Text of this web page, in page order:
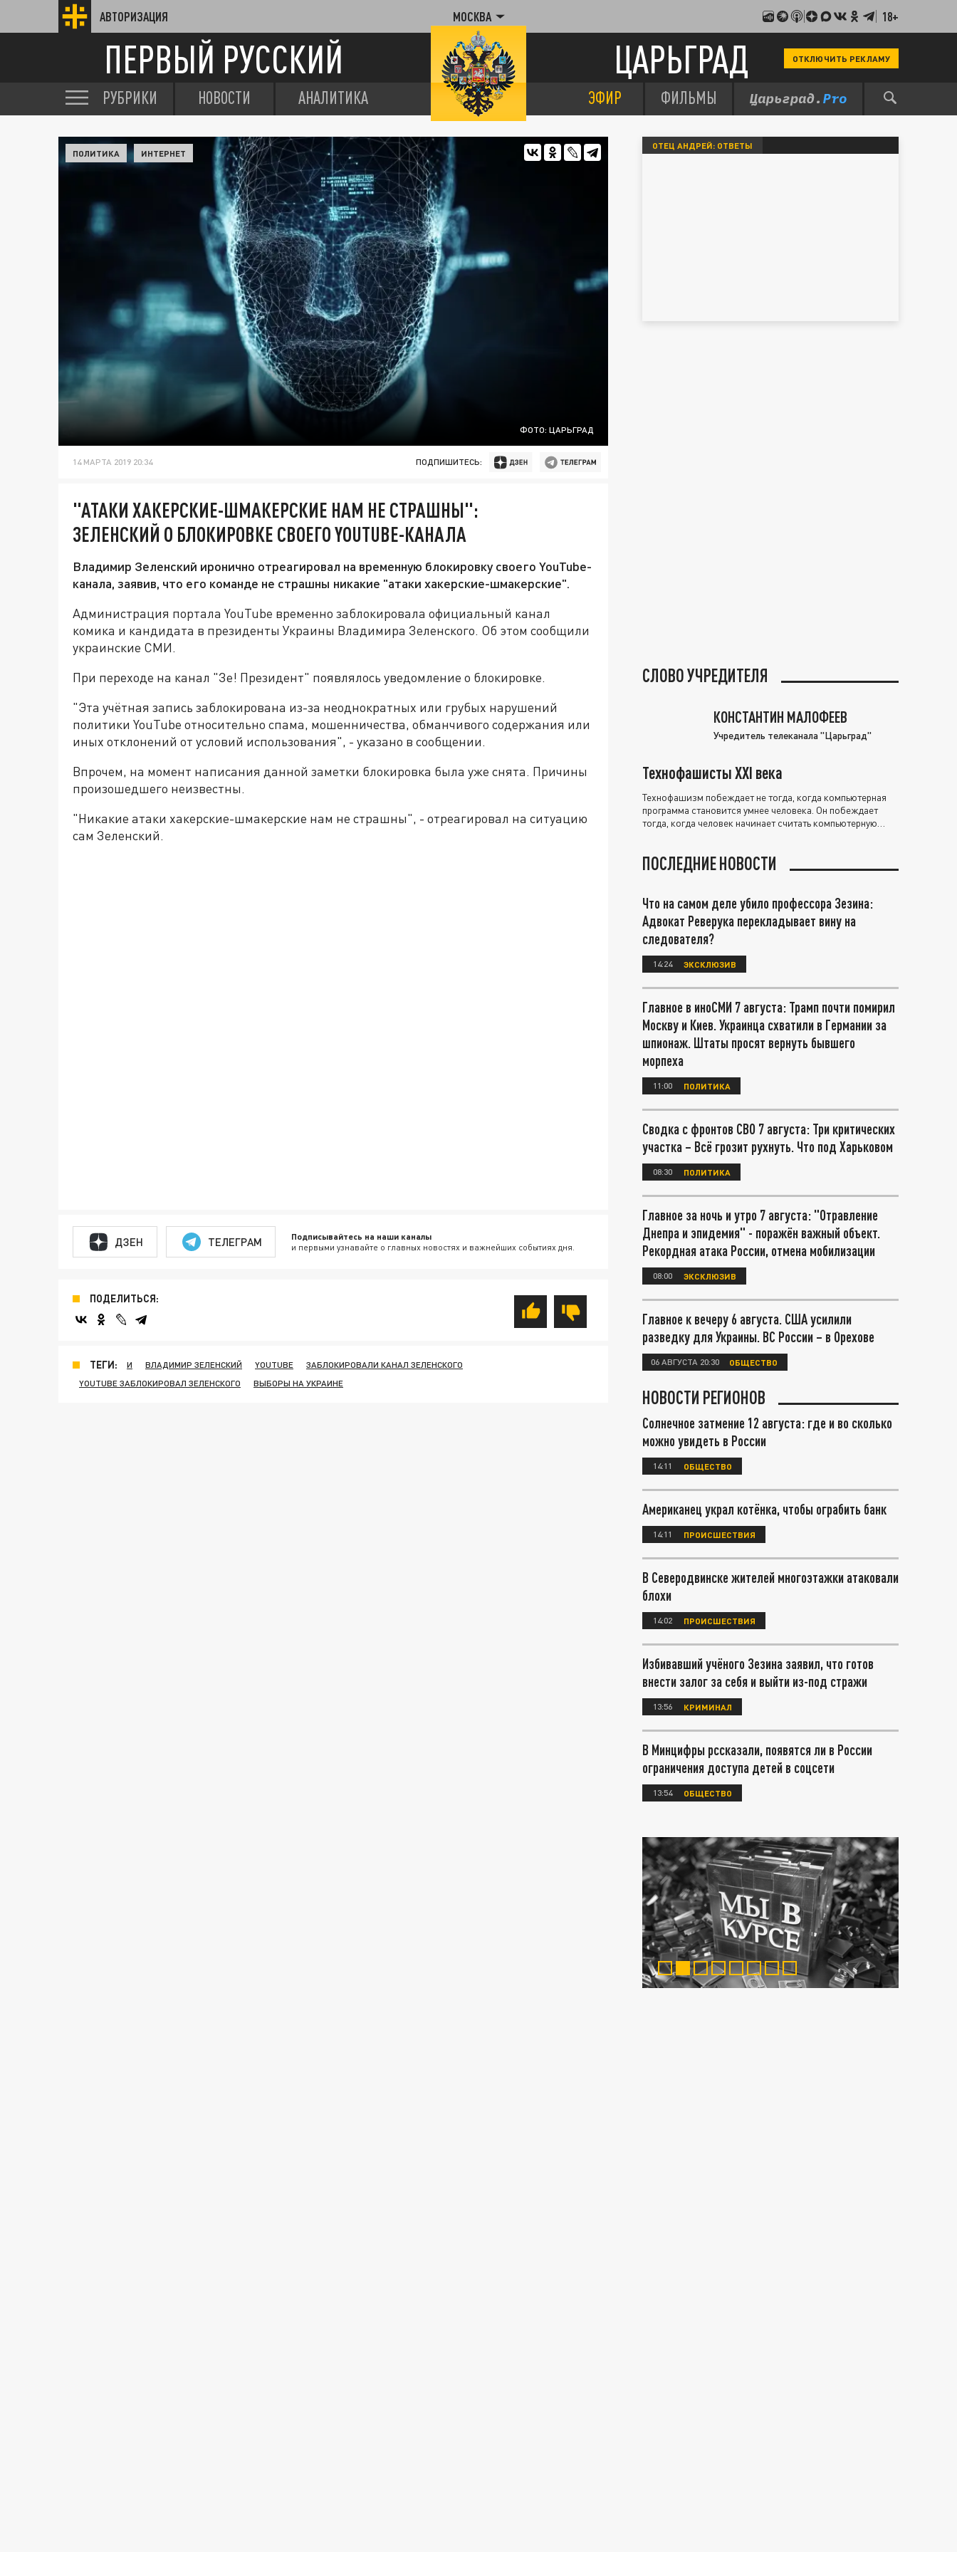
АВТОРИЗАЦИЯ МОСКВА 18+
ПЕРВЫЙ РУССКИЙ ЦАРЬГРАД ОТКЛЮЧИТЬ РЕКЛАМУ
РУБРИКИ НОВОСТИ АНАЛИТИКА ЭФИР ФИЛЬМЫ
ФОТО: ЦАРЬГРАД
ПОЛИТИКА ИНТЕРНЕТ
14 МАРТА 2019 20:34 ПОДПИШИТЕСЬ:
"АТАКИ ХАКЕРСКИЕ-ШМАКЕРСКИЕ НАМ НЕ СТРАШНЫ":
ЗЕЛЕНСКИЙ О БЛОКИРОВКЕ СВОЕГО YOUTUBE-КАНАЛА
Владимир Зеленский иронично отреагировал на временную блокировку своего YouTube-
канала, заявив, что его команде не страшны никакие "атаки хакерские-шмакерские".
Администрация портала YouTube временно заблокировала официальный канал
комика и кандидата в президенты Украины Владимира Зеленского. Об этом сообщили
украинские СМИ.
При переходе на канал "Зе! Президент" появлялось уведомление о блокировке.
"Эта учётная запись заблокирована из-за неоднократных или грубых нарушений
политики YouTube относительно спама, мошенничества, обманчивого содержания или
иных отклонений от условий использования", - указано в сообщении.
Впрочем, на момент написания данной заметки блокировка была уже снята. Причины
произошедшего неизвестны.
"Никакие атаки хакерские-шмакерские нам не страшны", - отреагировал на ситуацию
сам Зеленский.
ДЗЕН ТЕЛЕГРАМ Подписывайтесь на наши каналы
и первыми узнавайте о главных новостях и важнейших событиях дня.
ПОДЕЛИТЬСЯ:
ТЕГИ: И ВЛАДИМИР ЗЕЛЕНСКИЙ YOUTUBE
ЗАБЛОКИРОВАЛИ КАНАЛ ЗЕЛЕНСКОГО
YOUTUBE ЗАБЛОКИРОВАЛ ЗЕЛЕНСКОГО
ВЫБОРЫ НА УКРАИНЕ
ОТЕЦ АНДРЕЙ: ОТВЕТЫ
СЛОВО УЧРЕДИТЕЛЯ
КОНСТАНТИН МАЛОФЕЕВ
Учредитель телеканала "Царьград"
Технофашисты XXI века
Технофашизм побеждает не тогда, когда компьютерная
программа становится умнее человека. Он побеждает
тогда, когда человек начинает считать компьютерную
ПОСЛЕДНИЕ НОВОСТИ
Что на самом деле убило профессора Зезина:
Адвокат Реверука перекладывает вину на
следователя?
14:24 ЭКСКЛЮЗИВ
Главное в иноСМИ 7 августа: Трамп почти помирил
Москву и Киев. Украинца схватили в Германии за
шпионаж. Штаты просят вернуть бывшего
морпеха
11:00 ПОЛИТИКА
Сводка с фронтов СВО 7 августа: Три критических
участка – Всё грозит рухнуть. Что под Харьковом
08:30 ПОЛИТИКА
Главное за ночь и утро 7 августа: "Отравление
Днепра и эпидемия" - поражён важный объект.
Рекордная атака России, отмена мобилизации
08:00 ЭКСКЛЮЗИВ
Главное к вечеру 6 августа. США усилили
разведку для Украины. ВС России – в Орехове
06 АВГУСТА 20:30 ОБЩЕСТВО
НОВОСТИ РЕГИОНОВ
Солнечное затмение 12 августа: где и во сколько
можно увидеть в России
14:11 ОБЩЕСТВО
Американец украл котёнка, чтобы ограбить банк
14:11 ПРОИСШЕСТВИЯ
В Северодвинске жителей многоэтажки атаковали
блохи
14:02 ПРОИСШЕСТВИЯ
Избивавший учёного Зезина заявил, что готов
внести залог за себя и выйти из-под стражи
13:56 КРИМИНАЛ
В Минцифры рссказали, появятся ли в России
ограничения доступа детей в соцсети
13:54 ОБЩЕСТВО